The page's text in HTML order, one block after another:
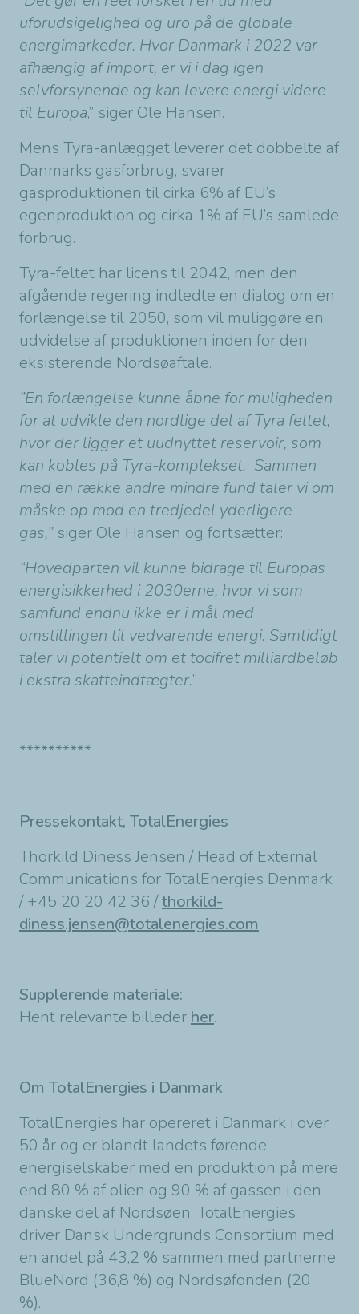
uforudsigelighed og uro på de globale
energimarkeder. Hvor Danmark i 2022 var
afhængig af import, er vi i dag igen
selvforsynende og kan levere energi videre
til Europa,” siger Ole Hansen.
Mens Tyra-anlægget leverer det dobbelte af
Danmarks gasforbrug, svarer
gasproduktionen til cirka 6% af EU’s
egenproduktion og cirka 1% af EU’s samlede
forbrug.
Tyra-feltet har licens til 2042, men den
afgående regering indledte en dialog om en
forlængelse til 2050, som vil muliggøre en
udvidelse af produktionen inden for den
eksisterende Nordsøaftale.
”En forlængelse kunne åbne for muligheden
for at udvikle den nordlige del af Tyra feltet,
hvor der ligger et uudnyttet reservoir, som
kan kobles på Tyra-komplekset. Sammen
med en række andre mindre fund taler vi om
måske op mod en tredjedel yderligere
gas,”siger Ole Hansen og fortsætter:
“Hovedparten vil kunne bidrage til Europas
energisikkerhed i 2030erne, hvor vi som
samfund endnu ikke er i mål med
omstillingen til vedvarende energi. Samtidigt
taler vi potentielt om et tocifret milliardbeløb
i ekstra skatteindtægter.”
**********
Pressekontakt, TotalEnergies
Thorkild Diness Jensen / Head of External
Communications for TotalEnergies Denmark
/ +45 20 20 42 36 /thorkild-
diness.jensen@totalenergies.com
Supplerende materiale:
Hent relevante billeder her.
Om TotalEnergies i Danmark
TotalEnergies har opereret i Danmark i over
50 år og er blandt landets førende
energiselskaber med en produktion på mere
end 80 % af olien og 90 % af gassen i den
danske del af Nordsøen. TotalEnergies
driver Dansk Undergrunds Consortium med
en andel på 43,2 % sammen med partnerne
BlueNord (36,8 %) og Nordsøfonden (20
%).